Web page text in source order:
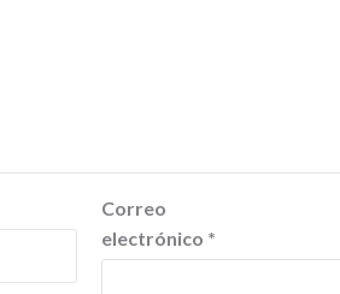
Correo
electrónico *